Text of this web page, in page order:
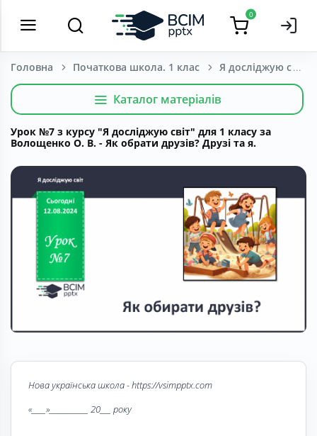
0
Головна Початкова школа. 1 клас Я досліджую світ
Каталог матеріалів
Урок №7 з курсу "Я досліджую світ" для 1 класу за
Волощенко О. В. - Як обрати друзів? Друзі та я.
Нова українська школа - https://vsimpptx.com
«____»___________ 20___ року